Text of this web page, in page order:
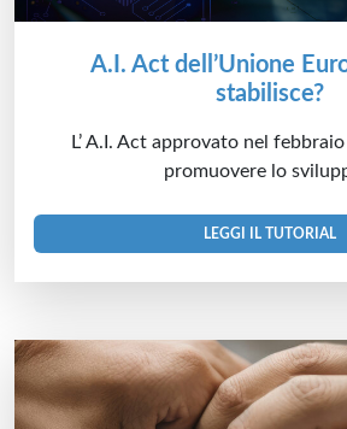
A.I. Act dell’Unione
stabilisce?
L’ A.I. Act approvato nel
promuovere lo
LEGGI IL TUTORIAL